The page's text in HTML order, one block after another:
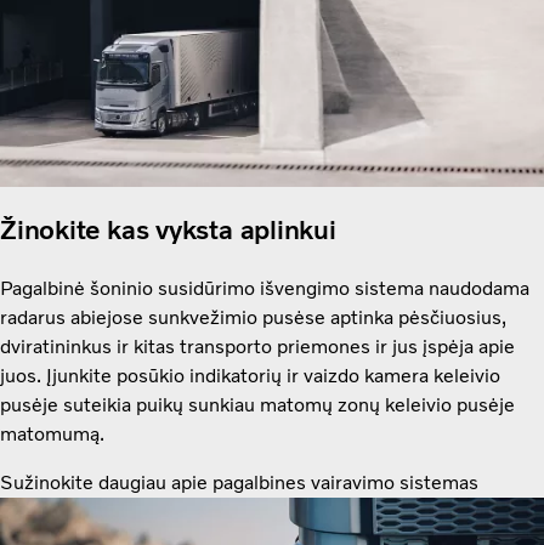
Žinokite kas vyksta aplinkui
Pagalbinė šoninio susidūrimo išvengimo sistema naudodama
radarus abiejose sunkvežimio pusėse aptinka pėsčiuosius,
dviratininkus ir kitas transporto priemones ir jus įspėja apie
juos. Įjunkite posūkio indikatorių ir vaizdo kamera keleivio
pusėje suteikia puikų sunkiau matomų zonų keleivio pusėje
matomumą.
Sužinokite daugiau apie pagalbines vairavimo sistemas